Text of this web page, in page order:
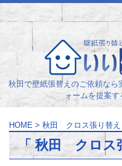
秋田で壁紙張替えのご
ォームを提案す
HOME > 秋田 クロス張り替え
「 秋田 クロス